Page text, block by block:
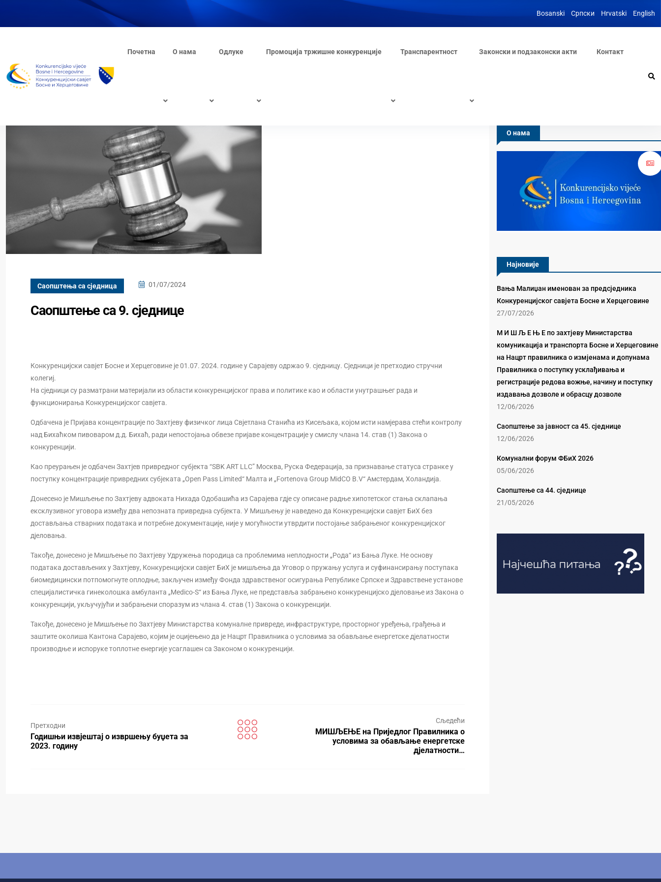
Bosanski Српски Hrvatski English
Почетна О нама Одлуке Промоција тржишне конкуренције Транспарентност Законски и подзаконски акти Контакт
Саопштења са сједница 01/07/2024
Саопштење са 9. сједнице
Конкуренцијски савјет Босне и Херцеговине је 01.07. 2024. године у Сарајеву одржао 9. сједницу. Сједници је претходио стручни
колегиј.
На сједници су разматрани материјали из области конкуренцијског права и политике као и области унутрашњег рада и
функционирања Конкуренцијског савјета.
Одбачена је Пријава концентрације по Захтјеву физичког лица Свјетлана Станића из Кисељака, којом исти намјерава стећи контролу
над Бихаћком пивоваром д.д. Бихаћ, ради непостојања обвезе пријаве концентрације у смислу члана 14. став (1) Закона о
конкуренцији.
Као преурањен је одбачен Захтјев привредног субјекта “SBK ART LLC” Москва, Руска Федерација, за признавање статуса странке у
поступку концентрације привредних субјеката „Open Pass Limited“ Малта и „Fortenova Group MidCO B.V“ Амстердам, Холандија.
Донесено је Мишљење по Захтјеву адвоката Нихада Одобашића из Сарајева гдје су описане радње хипотетског стања склапања
ексклузивног уговора између два непозната привредна субјекта. У Мишљењу је наведено да Конкуренцијски савјет БиХ без
достављања стварних података и потребне документације, није у могућности утврдити постојање забрањеног конкуренцијског
дјеловања.
Такође, донесено је Мишљење по Захтјеву Удружења породица са проблемима неплодности „Рода“ из Бања Луке. Не основу
података достављених у Захтјеву, Конкуренцијски савјет БиХ је мишљења да Уговор о пружању услуга и суфинансирању поступака
биомедицински потпомогнуте оплодње, закључен између Фонда здравственог осигурања Републике Српске и Здравствене установе
специјалистичка гинеколошка амбуланта „Medico-S“ из Бања Луке, не представља забрањено конкуренцијско дјеловање из Закона о
конкуренцији, укључујући и забрањени споразум из члана 4. став (1) Закона о конкуренцији.
Такође, донесено је Мишљење по Захтјеву Министарства комуналне привреде, инфраструктуре, просторног уређења, грађења и
заштите околиша Кантона Сарајево, којим је оцијењено да је Нацрт Правилника о условима за обављање енергетске дјелатности
производње и испоруке топлотне енергије усаглашен са Законом о конкуренцији.
Претходни
Годишњи извјештај о извршењу буџета за
2023. годину
Сљедећи
МИШЉЕЊЕ на Приједлог Правилника о
условима за обављање енергетске
дјелатности…
О нама
Најновије
Вања Малиџан именован за предсједника
Конкуренцијског савјета Босне и Херцеговине
27/07/2026
М И Ш Љ Е Њ Е по захтјеву Министарства
комуникација и транспорта Босне и Херцеговине
на Нацрт правилника о измјенама и допунама
Правилника о поступку усклађивања и
регистрације редова вожње, начину и поступку
издавања дозволе и обрасцу дозволе
12/06/2026
Саопштење за јавност са 45. сједнице
12/06/2026
Комунални форум ФБиХ 2026
05/06/2026
Саопштење са 44. сједнице
21/05/2026